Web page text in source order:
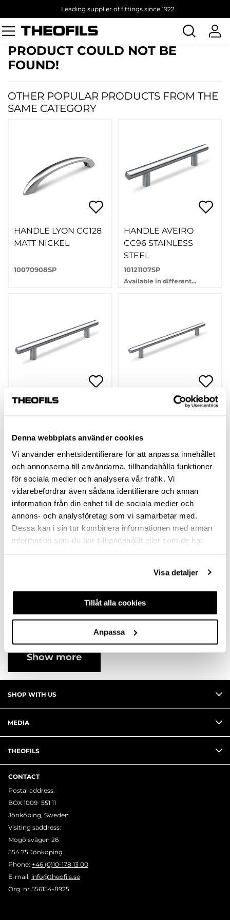
Denna webbplats använder cookies
Vi använder enhetsidentifierare för att anpassa innehållet
och annonserna till användarna, tillhandahålla funktioner
för sociala medier och analysera vår trafik. Vi
vidarebefordrar även sådana identifierare och annan
information från din enhet till de sociala medier och
annons- och analysföretag som vi samarbetar med.
Dessa kan i sin tur kombinera informationen med annan
information som du har tillhandahållit eller som de har
Visa detaljer
Tillåt alla cookies
Anpassa
Leading supplier of fittings since 1922
Search
products
PRODUCT COULD NOT BE
FOUND!
OTHER POPULAR PRODUCTS FROM THE
SAME CATEGORY
HANDLE LYON CC128
MATT NICKEL
10070908SP
HANDLE AVEIRO
CC96 STAINLESS
STEEL
10121107SP
Available in different
HANDLE AVEIRO
Available in different
variants
HANDLE AVEIRO
Available in different
variants
CC320 STAINLESS
10121112SP
Show more
SHOP WITH US
MEDIA
THEOFILS
CONTACT
Postal address:
BOX 1009 551 11
Jönköping, Sweden
Visiting saddress:
Mogölsvägen 26
554 75 Jönköping
Phone: +46 (0)10-178 13 00
E-mail: info@theofils.se
Org. nr 556154-8925